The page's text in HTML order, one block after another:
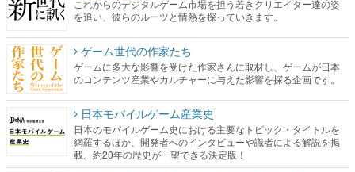
これからのデジタルゲーム市場を担う若きクリエイター達の姿
を追い、彼らのルーツと情熱を探っていきます。
ゲーム世代の作家たち
ゲームに多大な影響を受けた作家さんに取材し、ゲームが日本
のコンテンツ産業やカルチャーに与えた影響を探る企画です。
日本モバイルゲーム産業史
日本のモバイルゲーム史における主要なトピック・タイトルを
網羅するほか、開発者へのインタビューや識者による解説を掲
載。約20年の歴史が一望できる決定版！